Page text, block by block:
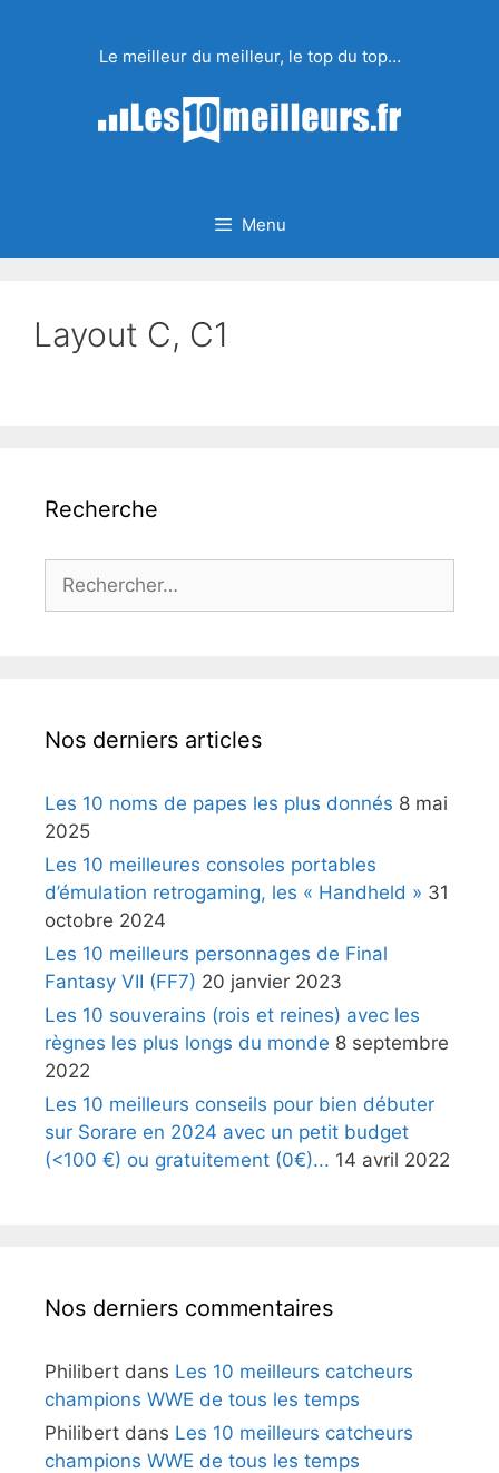
Le meilleur du meilleur, le top du top…
Menu
Layout C, C1
Recherche
Rechercher :
Nos derniers articles
Les 10 noms de papes les plus donnés 8 mai
2025
Les 10 meilleures consoles portables
d’émulation retrogaming, les « Handheld » 31
octobre 2024
Les 10 meilleurs personnages de Final
Fantasy VII (FF7) 20 janvier 2023
Les 10 souverains (rois et reines) avec les
règnes les plus longs du monde 8 septembre
2022
Les 10 meilleurs conseils pour bien débuter
sur Sorare en 2024 avec un petit budget
(<100 €) ou gratuitement (0€)... 14 avril 2022
Nos derniers commentaires
Philibert dans Les 10 meilleurs catcheurs
champions WWE de tous les temps
Philibert dans Les 10 meilleurs catcheurs
champions WWE de tous les temps